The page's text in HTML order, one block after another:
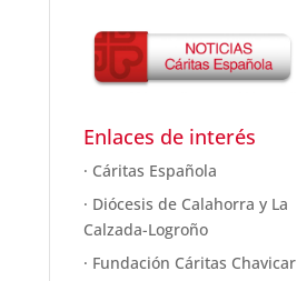
Enlaces de interés
· Cáritas Española
· Diócesis de Calahorra y La
Calzada-Logroño
· Fundación Cáritas Chavicar